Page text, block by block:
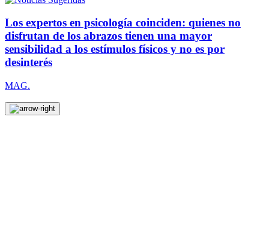
Los expertos en psicología coinciden: quienes no
disfrutan de los abrazos tienen una mayor
sensibilidad a los estímulos físicos y no es por
desinterés
MAG.